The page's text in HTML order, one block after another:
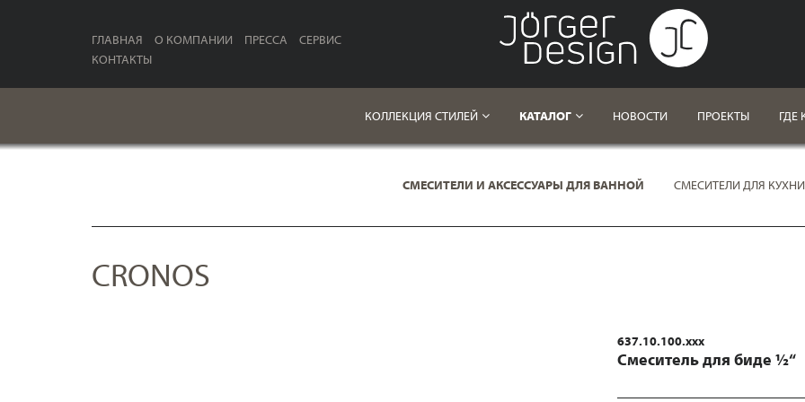
ГЛАВНАЯ О КОМПАНИИ ПРЕССА
СЕРВИС
КОНТАКТЫ
КОЛЛЕКЦИЯ СТИЛЕЙ КАТАЛОГ НОВОСТИ ПРОЕКТЫ ГДЕ
СМЕСИТЕЛИ И АКСЕССУАРЫ ДЛЯ ВАННОЙ СМЕСИТЕЛИ ДЛЯ КУХНИ
CRONOS
637.10.100.xxx
Смеситель для биде ½“